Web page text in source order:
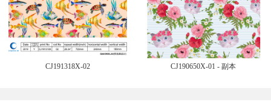
CJ191318X-02 CJ190650X-01 - 副本